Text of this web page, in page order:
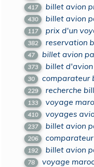
417 billet avion
430 billet avion
117 prix d'un
382 reservation
47 billet avion
373 billet
30 comparateur
229 recherche
133 voyage
410 voyages
237 billet avion
206
192 billet avion
78 voyage